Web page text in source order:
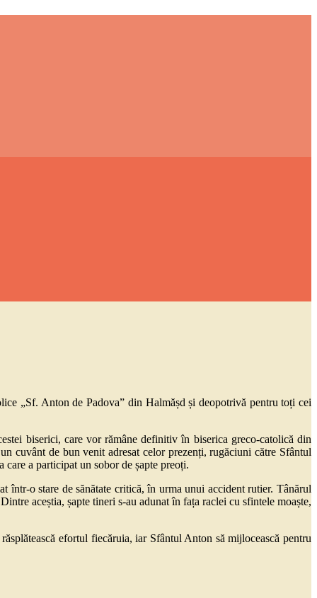
„Sf. Anton de Padova” din Halmășd și deopotrivă pentru toți cei
biserici, care vor rămâne definitiv în biserica greco-catolică din
cuvânt de bun venit adresat celor prezenți, rugăciuni către Sfântul
a participat un sobor de șapte preoți.
într-o stare de sănătate critică, în urma unui accident rutier. Tânărul
aceștia, șapte tineri s-au adunat în fața raclei cu sfintele moaște,
efortul fiecăruia, iar Sfântul Anton să mijlocească pentru